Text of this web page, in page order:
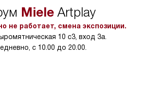
MieleArtplay
не работает, смена экспозиции.
10 с3, вход 3а.
с 10.00 до 20.00.